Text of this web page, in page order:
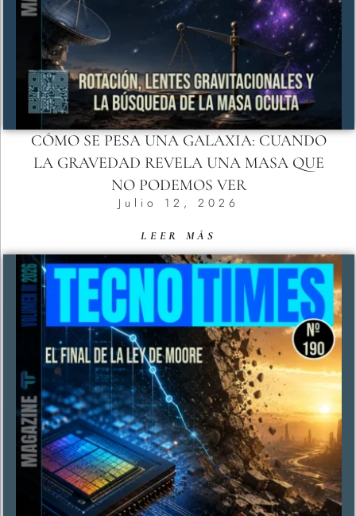
CÓMO SE PESA UNA GALAXIA: CUANDO
LA GRAVEDAD REVELA UNA MASA QUE
NO PODEMOS VER
Julio 12, 2026
LEER MÁS